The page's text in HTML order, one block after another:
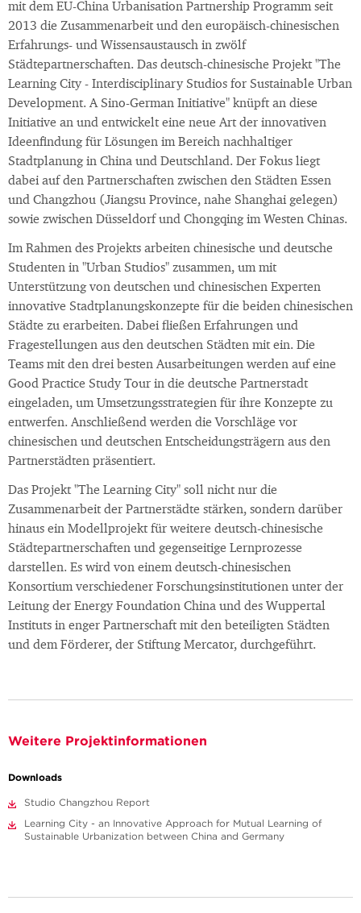
mit dem EU-China Urbanisation Partnership Programm seit
2013 die Zusammenarbeit und den europäisch-chinesischen
Erfahrungs- und Wissensaustausch in zwölf
Städtepartnerschaften. Das deutsch-chinesische Projekt "The
Learning City - Interdisciplinary Studios for Sustainable Urban
Development. A Sino-German Initiative" knüpft an diese
Initiative an und entwickelt eine neue Art der innovativen
Ideenfindung für Lösungen im Bereich nachhaltiger
Stadtplanung in China und Deutschland. Der Fokus liegt
dabei auf den Partnerschaften zwischen den Städten Essen
und Changzhou (Jiangsu Province, nahe Shanghai gelegen)
sowie zwischen Düsseldorf und Chongqing im Westen Chinas.
Im Rahmen des Projekts arbeiten chinesische und deutsche
Studenten in "Urban Studios" zusammen, um mit
Unterstützung von deutschen und chinesischen Experten
innovative Stadtplanungskonzepte für die beiden chinesischen
Städte zu erarbeiten. Dabei fließen Erfahrungen und
Fragestellungen aus den deutschen Städten mit ein. Die
Teams mit den drei besten Ausarbeitungen werden auf eine
Good Practice Study Tour in die deutsche Partnerstadt
eingeladen, um Umsetzungsstrategien für ihre Konzepte zu
entwerfen. Anschließend werden die Vorschläge vor
chinesischen und deutschen Entscheidungsträgern aus den
Partnerstädten präsentiert.
Das Projekt "The Learning City" soll nicht nur die
Zusammenarbeit der Partnerstädte stärken, sondern darüber
hinaus ein Modellprojekt für weitere deutsch-chinesische
Städtepartnerschaften und gegenseitige Lernprozesse
darstellen. Es wird von einem deutsch-chinesischen
Konsortium verschiedener Forschungsinstitutionen unter der
Leitung der Energy Foundation China und des Wuppertal
Instituts in enger Partnerschaft mit den beteiligten Städten
und dem Förderer, der Stiftung Mercator, durchgeführt.
Weitere Projektinformationen
Downloads
Studio Changzhou Report
Learning City - an Innovative Approach for Mutual Learning of
Sustainable Urbanization between China and Germany